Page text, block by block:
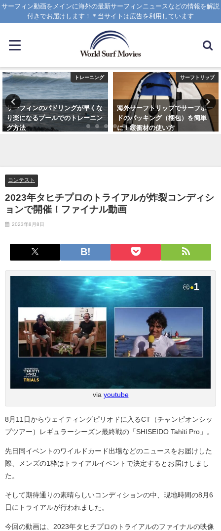
サーフィン動画をメインに海外の最新サーフィンニュースなどの情報を解説
付きでお届けします！＊当サイトは広告を利用しています
トレーニング
サーフィンのパドリングが早くな
り楽になるプールでのトレーニン
グ方法
サーフトリップ
海外サーフトリップでサーフボー
ドのパッキング（梱包）を簡単
に！緩衝材の使い方
コンテスト
2023年タヒチプロのトライアルが炸裂コンディシ
ョンで開催！ファイナル動画
2023年8月8日
via youtube
8月11日からウェイティングピリオドに入るCT（チャンピオンシッ
プツアー）レギュラーシーズン最終戦の「SHISEIDO Tahiti Pro」。
先日同イベントのワイルドカード出場などのニュースをお届けした
際、メンズの1枠はトライアルイベントで決定するとお届けしまし
た。
そして期待通りの素晴らしいコンディションの中、現地時間の8月6
日にトライアルが行われました。
今回の動画は、2023年タヒチプロのトライアルのファイナルの映像